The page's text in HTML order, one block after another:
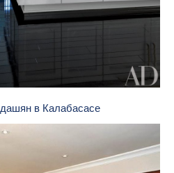
в Калабасасе